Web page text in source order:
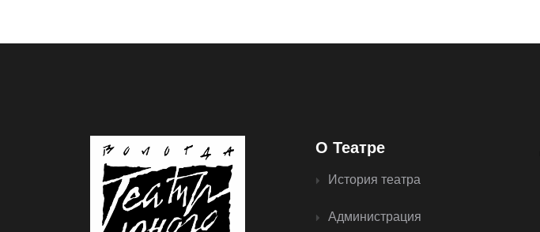
О Театре
История театра
Администрация